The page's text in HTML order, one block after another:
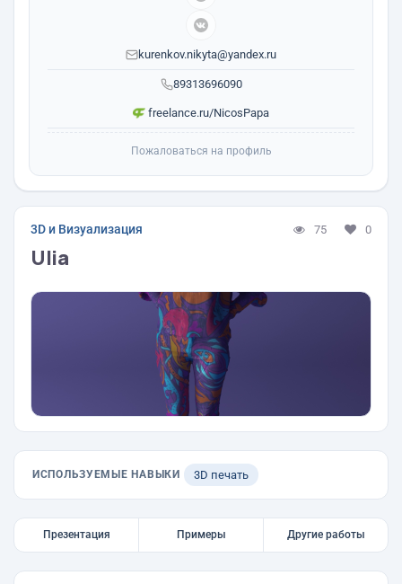
89313696090
kurenkov.nikyta@yandex.ru
freelance.ru/NicosPapa
Пожаловаться на профиль
3D и Визуализация 75 0
Ulia
ИСПОЛЬЗУЕМЫЕ НАВЫКИ 3D печать
Презентация Примеры Другие работы